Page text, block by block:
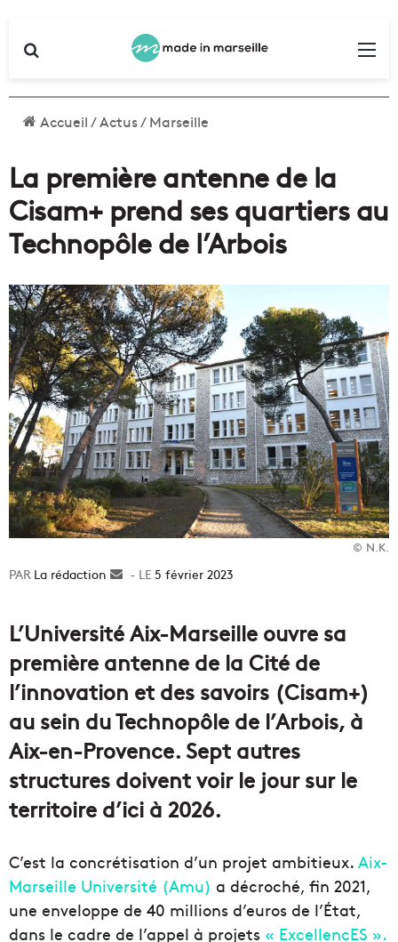
Accueil/Actus/Marseille
La première antenne de la
Cisam+ prend ses quartiers au
Technopôle de l’Arbois
© N.K.
La rédaction
Envoyer5 février 2023
L’Université Aix-Marseille ouvre sa
première antenne de la Cité de
l’innovation et des savoirs (Cisam+)
au sein du Technopôle de l’Arbois, à
Aix-en-Provence. Sept autres
structures doivent voir le jour sur le
territoire d’ici à 2026.
C’est la concrétisation d’un projet ambitieux. Aix-
Marseille Université (Amu) a décroché, fin 2021,
une enveloppe de 40 millions d’euros de l’État,
dans le cadre de l’appel à projets « ExcellencES ».